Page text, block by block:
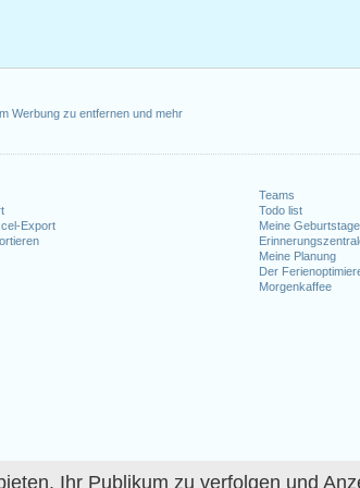
Ihr Publikum zu verfolgen und
Werbung zu entfernen und mehr
Export
Teams
Todo list
Meine Geburtstage
Meine Planung
Der
Morgenkaffee